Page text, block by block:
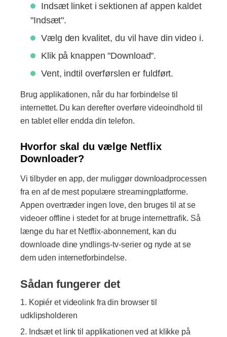
Indsæt linket i sektionen af ​​appen kaldet
"Indsæt".
Vælg den kvalitet, du vil have din video i.
Klik på knappen "Download".
Vent, indtil overførslen er fuldført.
Brug applikationen, når du har forbindelse til
internettet. Du kan derefter overføre videoindhold til
en tablet eller endda din telefon.
Hvorfor skal du vælge Netflix
Downloader?
Vi tilbyder en app, der muliggør downloadprocessen
fra en af ​​de mest populære streamingplatforme.
Appen overtræder ingen love, den bruges til at se
videoer offline i stedet for at bruge internettrafik. Så
længe du har et Netflix-abonnement, kan du
downloade dine yndlings-tv-serier og nyde at se
dem uden internetforbindelse.
Sådan fungerer det
Kopiér et videolink fra din browser til
udklipsholderen
Indsæt et link til applikationen ved at klikke på